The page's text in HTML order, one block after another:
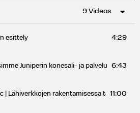
9 Videos
esittely 4:29
Juniperin konesali- ja 6:43
| Lähiverkkojen rakentamisessa tarvitaan
11:00